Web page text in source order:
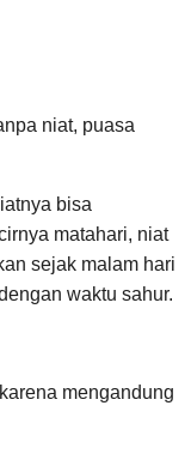
niat, puasa
bisa
matahari, niat
sejak malam hari
waktu sahur.
mengandung